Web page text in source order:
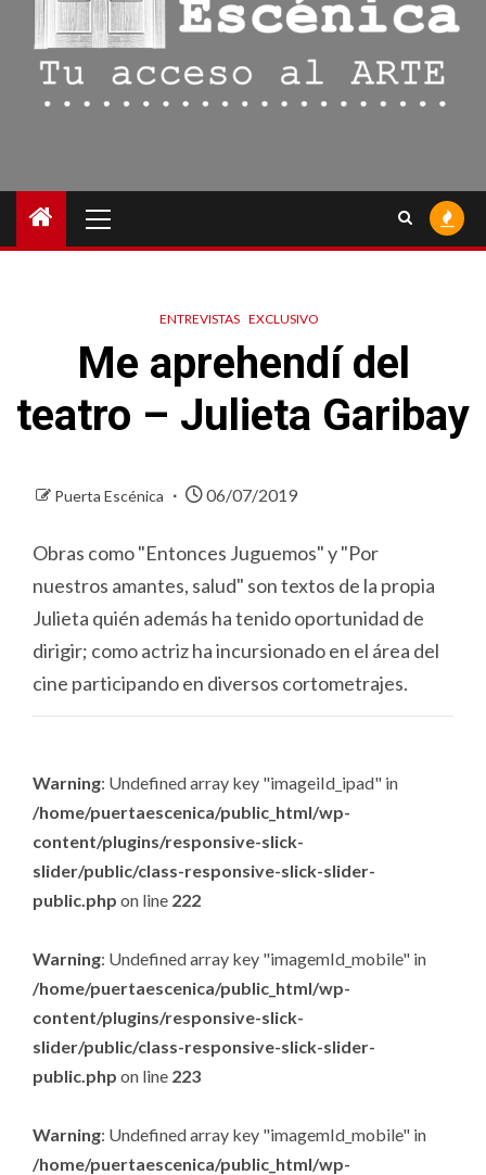
principal
ENTREVISTAS EXCLUSIVO
Me aprehendí del
teatro – Julieta Garibay
Puerta Escénica 06/07/2019
Obras como "Entonces Juguemos" y "Por
nuestros amantes, salud" son textos de la propia
Julieta quién además ha tenido oportunidad de
dirigir; como actriz ha incursionado en el área del
cine participando en diversos cortometrajes.
Warning: Undefined array key "imageiId_ipad" in
/home/puertaescenica/public_html/wp-
content/plugins/responsive-slick-
slider/public/class-responsive-slick-slider-
public.php on line 222
Warning: Undefined array key "imagemId_mobile" in
/home/puertaescenica/public_html/wp-
content/plugins/responsive-slick-
slider/public/class-responsive-slick-slider-
public.php on line 223
Warning: Undefined array key "imagemId_mobile" in
/home/puertaescenica/public_html/wp-